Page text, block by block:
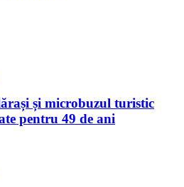
și microbuzul turistic
pentru 49 de ani